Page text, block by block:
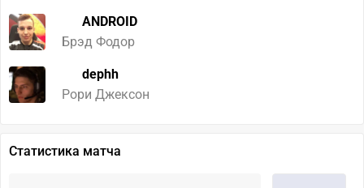
ANDROID
Брэд Фодор
dephh
Рори Джексон
Статистика матча